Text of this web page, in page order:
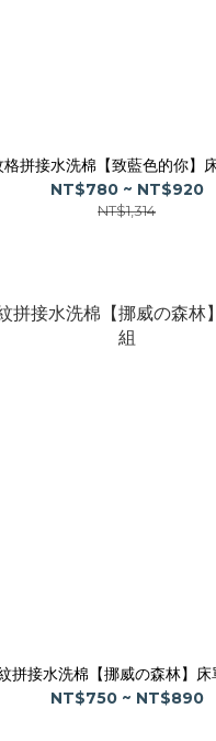
格拼接水洗棉【致藍色的你】
NT$780 ~ NT$920
NT$1,314
拼接水洗棉【挪威の森林】床
NT$750 ~ NT$890